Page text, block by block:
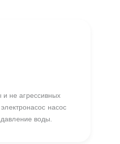
не агрессивных
насос
воды.